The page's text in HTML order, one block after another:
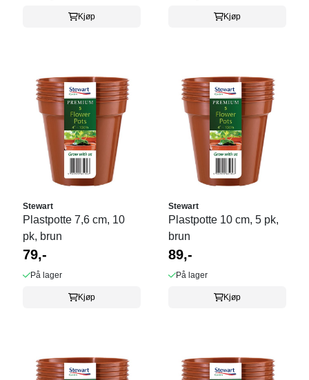
Kjøp Kjøp
Stewart
Plastpotte 7,6 cm, 10
pk, brun
79,-
På lager
Kjøp
Stewart
Plastpotte 10 cm, 5 pk,
brun
89,-
På lager
Kjøp